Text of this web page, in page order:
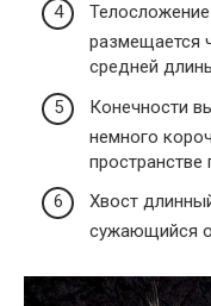
размещается
средней
Конечности
немного
пространстве
Хвост
сужающийся